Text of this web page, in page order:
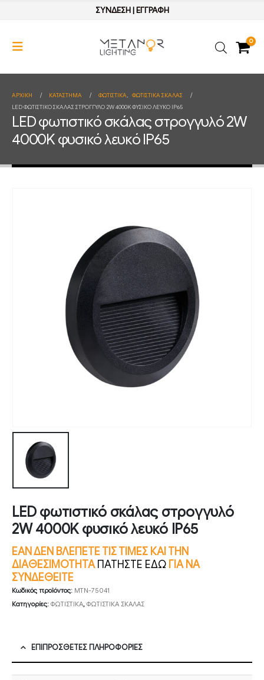
ΣΥΝΔΕΣΗ| ΕΓΓΡΑΦΗ
0
ΑΡΧΙΚΉ ΚΑΤΆΣΤΗΜΑ ΦΩΤΙΣΤΙΚΑ, ΦΩΤΙΣΤΙΚΑ ΣΚΑΛΑΣ
LED ΦΩΤΙΣΤΙΚΌ ΣΚΆΛΑΣ ΣΤΡΟΓΓΥΛΌ 2W 4000K ΦΥΣΙΚΌ ΛΕΥΚΌ IP65
LED φωτιστικό σκάλας στρογγυλό 2W
4000K φυσικό λευκό IP65
LED φωτιστικό σκάλας στρογγυλό
2W 4000K φυσικό λευκό IP65
ΕΑΝ ΔΕΝ ΒΛΕΠΕΤΕ ΤΙΣ ΤΙΜΕΣ ΚΑΙ ΤΗΝ
ΔΙΑΘΕΣΙΜΟΤΗΤΑ ΠΑΤΗΣΤΕ ΕΔΩ ΓΙΑ ΝΑ
ΣΥΝΔΕΘΕΙΤΕ
Κωδικός προϊόντος: MTN-75041
Κατηγορίες: ΦΩΤΙΣΤΙΚΑ, ΦΩΤΙΣΤΙΚΑ ΣΚΑΛΑΣ
ΕΠΙΠΡΌΣΘΕΤΕΣ ΠΛΗΡΟΦΟΡΊΕΣ